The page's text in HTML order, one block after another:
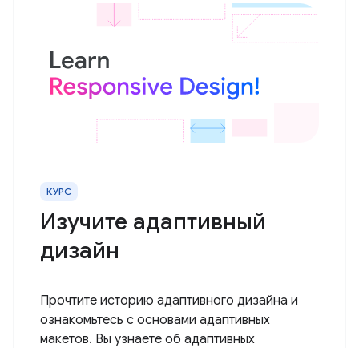
КУРС
Изучите адаптивный
дизайн
Прочтите историю адаптивного дизайна и
ознакомьтесь с основами адаптивных
макетов. Вы узнаете об адаптивных